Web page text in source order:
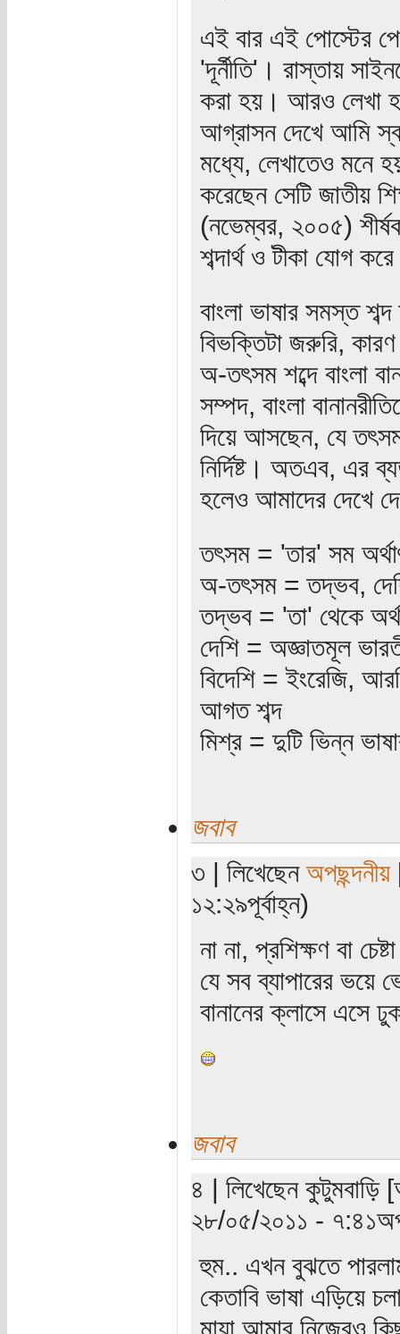
এই বার এই পোস্টের
'দূর্নীতি'। রাস্তায়
করা হয়। আরও লেখা হয়
আগ্রাসন দেখে আমি
মধ্যে, লেখাতেও মনে
করেছেন সেটি জাতীয়
(নভেম্বর, ২০০৫)
শব্দার্থ ও টীকা যোগ করে
বাংলা ভাষার সমস্ত
বিভক্তিটা জরুরি,
অ-তৎসম শব্দে বাংলা
সম্পদ, বাংলা
দিয়ে আসছেন, যে
নির্দিষ্ট। অতএব, এর
হলেও আমাদের দেখে
তৎসম = 'তার' সম
অ-তৎসম = তদ্ভব,
তদ্ভব = 'তা' থেকে
দেশি = অজ্ঞাতমূল
বিদেশি = ইংরেজি,
আগত শব্দ
মিশ্র = দুটি ভিন্ন
জবাব
৩ | লিখেছেন অপছন্দনীয়
১২:২৯পূর্বাহ্ন)
না না, প্রশিক্ষণ বা
যে সব ব্যাপারের
বানানের ক্লাসে এসে
জবাব
৪ | লিখেছেন কুটুমবাড়ি
২৮/০৫/২০১১ -
হুম.. এখন বুঝতে
কেতাবি ভাষা এড়িয়ে